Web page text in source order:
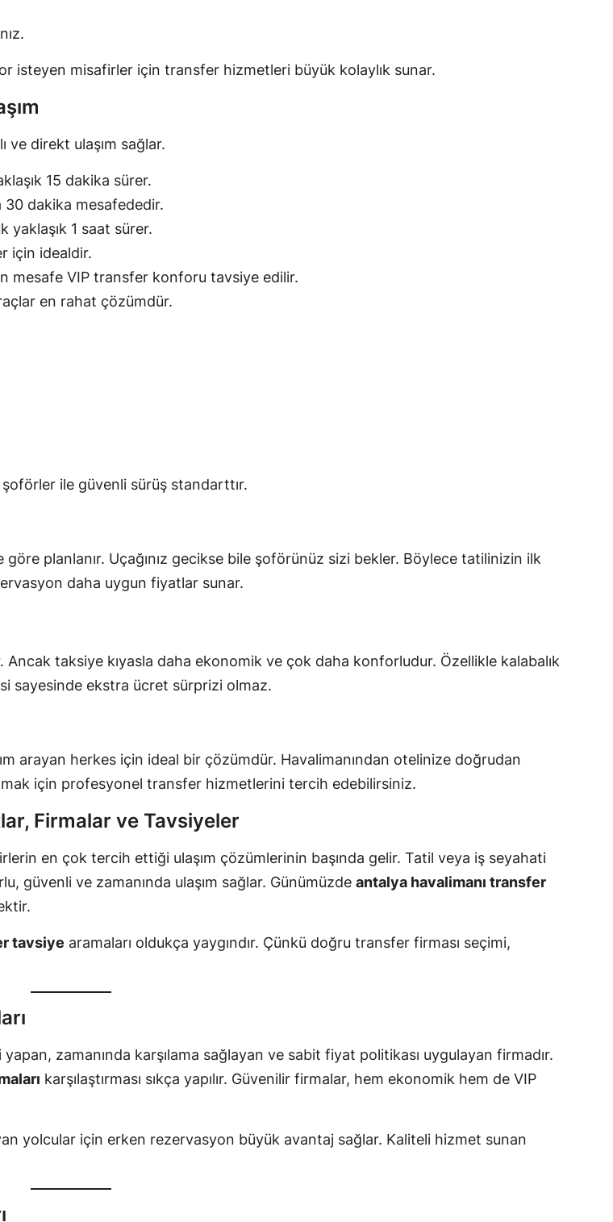
isteyen misafirler için transfer hizmetleri büyük kolaylık sunar.
ve direkt ulaşım sağlar.
15 dakika sürer.
30 dakika mesafededir.
yaklaşık 1 saat sürer.
için idealdir.
mesafe VIP transfer konforu tavsiye edilir.
en rahat çözümdür.
şoförler ile güvenli sürüş standarttır.
planlanır. Uçağınız gecikse bile şoförünüz sizi bekler. Böylece tatilinizin ilk
daha uygun fiyatlar sunar.
taksiye kıyasla daha ekonomik ve çok daha konforludur. Özellikle kalabalık
sayesinde ekstra ücret sürprizi olmaz.
arayan herkes için ideal bir çözümdür. Havalimanından otelinize doğrudan
için profesyonel transfer hizmetlerini tercih edebilirsiniz.
Firmalar ve Tavsiyeler
en çok tercih ettiği ulaşım çözümlerinin başında gelir. Tatil veya iş seyahati
güvenli ve zamanında ulaşım sağlar. Günümüzde antalya havalimanı transfer
tavsiye aramaları oldukça yaygındır. Çünkü doğru transfer firması seçimi,
zamanında karşılama sağlayan ve sabit fiyat politikası uygulayan firmadır.
karşılaştırması sıkça yapılır. Güvenilir firmalar, hem ekonomik hem de VIP
yolcular için erken rezervasyon büyük avantaj sağlar. Kaliteli hizmet sunan